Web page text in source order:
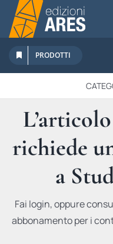
Salta
contenuto
Chi Siamo
Sostienici
Abbonamenti
Promozioni
Newsletter
PRODOTTI
IN
richiede
a
Fai login, oppure
abbonamento per i